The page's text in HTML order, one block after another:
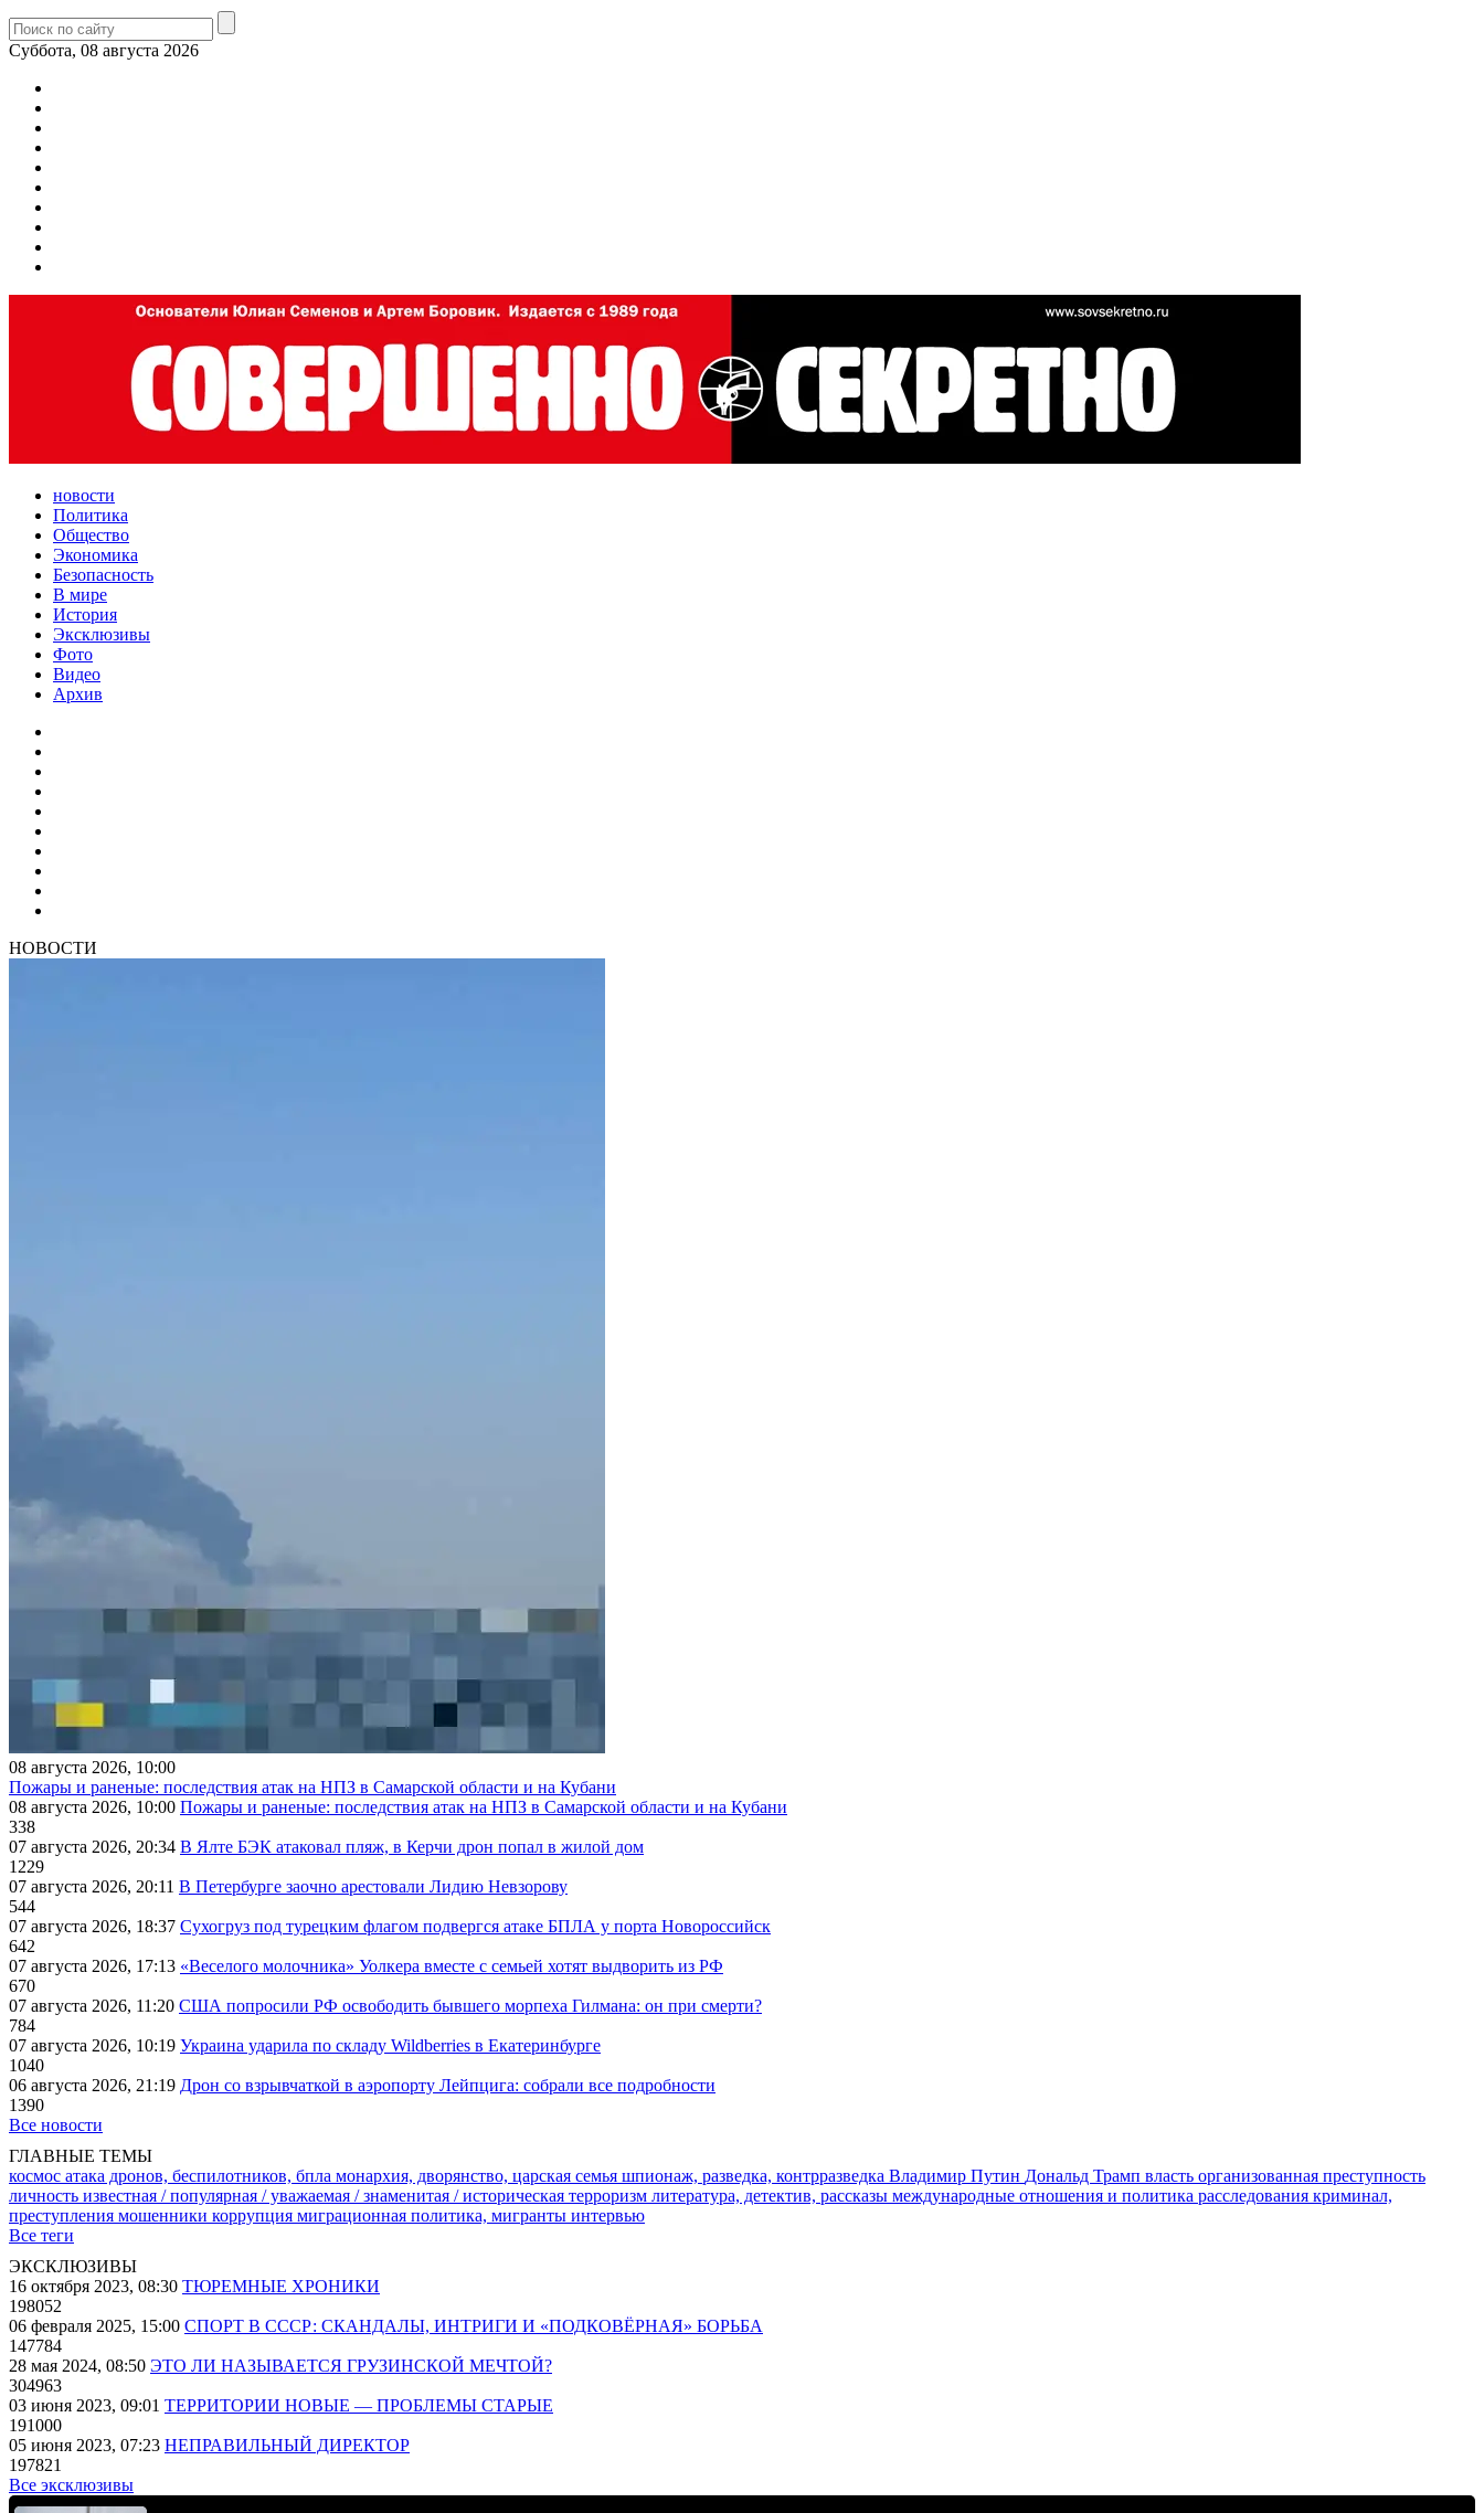
Суббота, 08 августа 2026
новости
Политика
Общество
Экономика
Безопасность
В мире
История
Эксклюзивы
Фото
Видео
Архив
НОВОСТИ
08 августа 2026, 10:00
Пожары и раненые: последствия атак на НПЗ в Самарской области и на Кубани
08 августа 2026, 10:00 Пожары и раненые: последствия атак на НПЗ в Самарской области и на Кубани
338
07 августа 2026, 20:34 В Ялте БЭК атаковал пляж, в Керчи дрон попал в жилой дом
1229
07 августа 2026, 20:11 В Петербурге заочно арестовали Лидию Невзорову
544
07 августа 2026, 18:37 Сухогруз под турецким флагом подвергся атаке БПЛА у порта Новороссийск
642
07 августа 2026, 17:13 «Веселого молочника» Уолкера вместе с семьей хотят выдворить из РФ
670
07 августа 2026, 11:20 США попросили РФ освободить бывшего морпеха Гилмана: он при смерти?
784
07 августа 2026, 10:19 Украина ударила по складу Wildberries в Екатеринбурге
1040
06 августа 2026, 21:19 Дрон со взрывчаткой в аэропорту Лейпцига: собрали все подробности
1390
Все новости
ГЛАВНЫЕ ТЕМЫ
космос атака дронов, беспилотников, бпла монархия, дворянство, царская семья шпионаж, разведка, контрразведка Владимир Путин Дональд Трамп власть организованная преступность
личность известная / популярная / уважаемая / знаменитая / историческая терроризм литература, детектив, рассказы международные отношения и политика расследования криминал,
преступления мошенники коррупция миграционная политика, мигранты интервью
Все теги
ЭКСКЛЮЗИВЫ
16 октября 2023, 08:30 ТЮРЕМНЫЕ ХРОНИКИ
198052
06 февраля 2025, 15:00 СПОРТ В СССР: СКАНДАЛЫ, ИНТРИГИ И «ПОДКОВЁРНАЯ» БОРЬБА
147784
28 мая 2024, 08:50 ЭТО ЛИ НАЗЫВАЕТСЯ ГРУЗИНСКОЙ МЕЧТОЙ?
304963
03 июня 2023, 09:01 ТЕРРИТОРИИ НОВЫЕ — ПРОБЛЕМЫ СТАРЫЕ
191000
05 июня 2023, 07:23 НЕПРАВИЛЬНЫЙ ДИРЕКТОР
197821
Все эксклюзивы